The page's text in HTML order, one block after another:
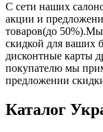
С сети наших
акции и
товаров(до
скидкой для ваших
дисконтные карты
покупателю мы
предложении
Каталог